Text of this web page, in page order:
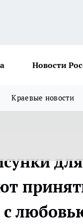
Новости
Краевые новости